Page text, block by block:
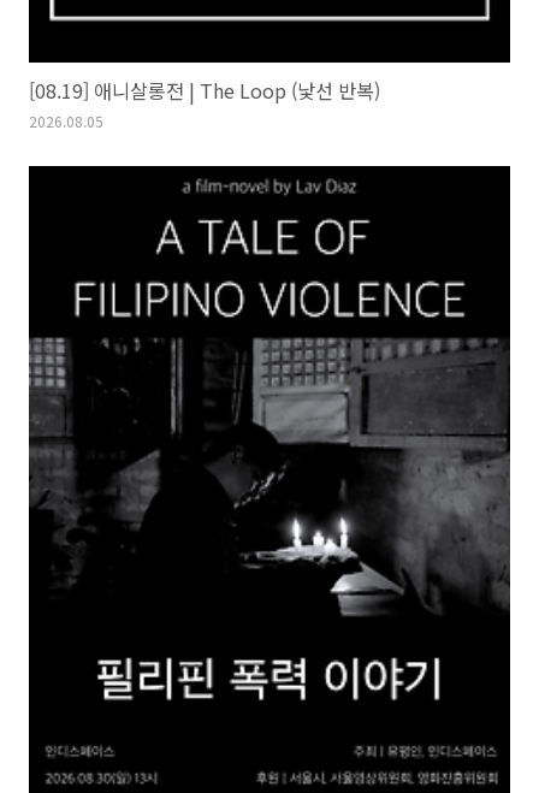
[08.19] 애니살롱전 | The Loop (낯선 반복)
2026.08.05